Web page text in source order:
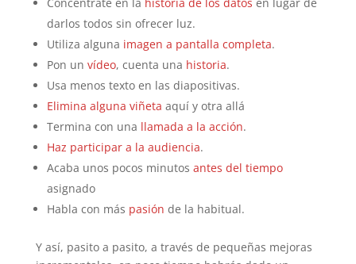
darlos todos sin ofrecer luz.
Utiliza alguna imagen a pantalla completa.
Pon un vídeo, cuenta una historia.
Usa menos texto en las diapositivas.
Elimina alguna viñeta aquí y otra allá
Termina con una llamada a la acción.
Haz participar a la audiencia.
Acaba unos pocos minutos antes del tiempo
asignado
Habla con más pasión de la habitual.
Y así, pasito a pasito, a través de pequeñas mejoras